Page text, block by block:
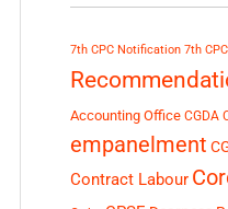
7th CPC Notification 7th
Accounting Office CGDA
empanelment
Contract Labour